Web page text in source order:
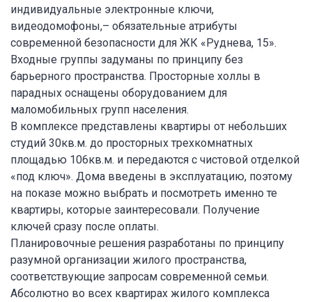
индивидуальные электронные ключи,
видеодомофоны,– обязательные атрибуты
современной безопасности для ЖК «Руднева, 15».
Входные группы задуманы по принципу без
барьерного пространства. Просторные холлы в
парадных оснащены оборудованием для
маломобильных групп населения.
В комплексе представлены квартиры от небольших
студий 30кв.м. до просторных трехкомнатных
площадью 106кв.м. и передаются с чистовой отделкой
«под ключ». Дома введены в эксплуатацию, поэтому
на показе можно выбрать и посмотреть именно те
квартиры, которые заинтересовали. Получение
ключей сразу после оплаты.
Планировочные решения разработаны по принципу
разумной организации жилого пространства,
соответствующие запросам современной семьи.
Абсолютно во всех квартирах жилого комплекса